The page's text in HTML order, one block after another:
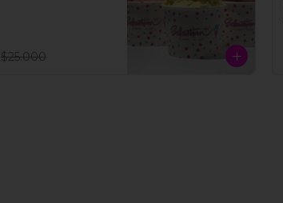
$25.000